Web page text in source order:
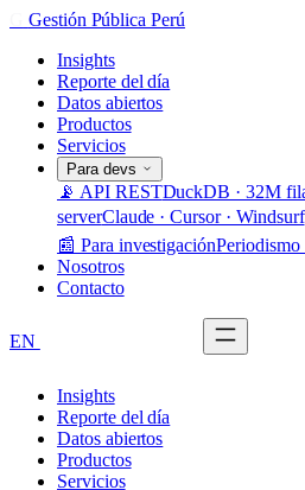
Gestión Pública Perú
Insights
Reporte del día
Datos abiertos
Productos
Servicios
Para devs
📡 API RESTDuckDB · 32M
serverClaude · Cursor · Windsurf
📰 Para investigaciónPeriodismo
Nosotros
Contacto
EN
Insights
Reporte del día
Datos abiertos
Productos
Servicios